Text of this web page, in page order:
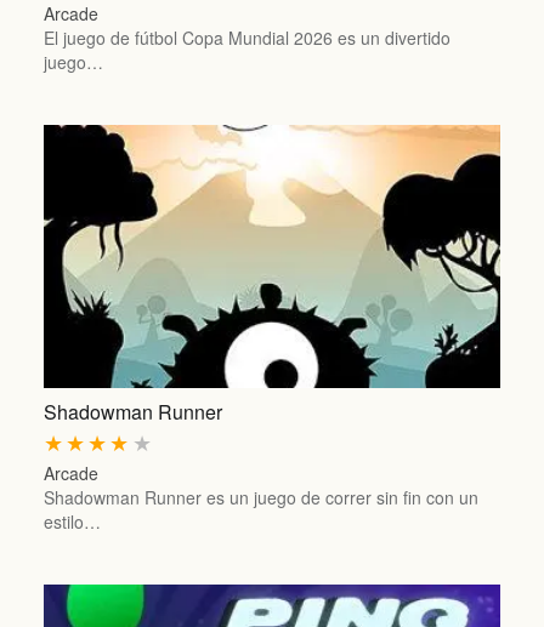
Arcade
El juego de fútbol Copa Mundial 2026 es un divertido
juego…
Shadowman Runner
★
★
★
★
★
Arcade
Shadowman Runner es un juego de correr sin fin con un
estilo…